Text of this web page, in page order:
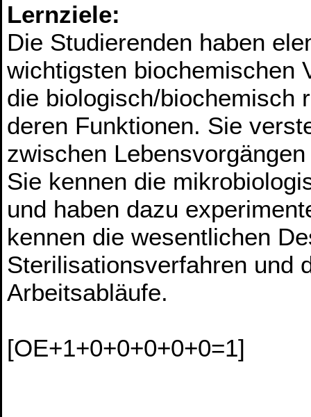
Lernziele:
Die Studierenden haben
wichtigsten biochemischen
die biologisch/biochemisch
deren Funktionen. Sie
zwischen
Sie kennen die
und haben dazu
kennen die wesentlichen
Sterilisationsverfahren und
Arbeitsabläufe.
[OE+1+0+0+0+0+0=1]